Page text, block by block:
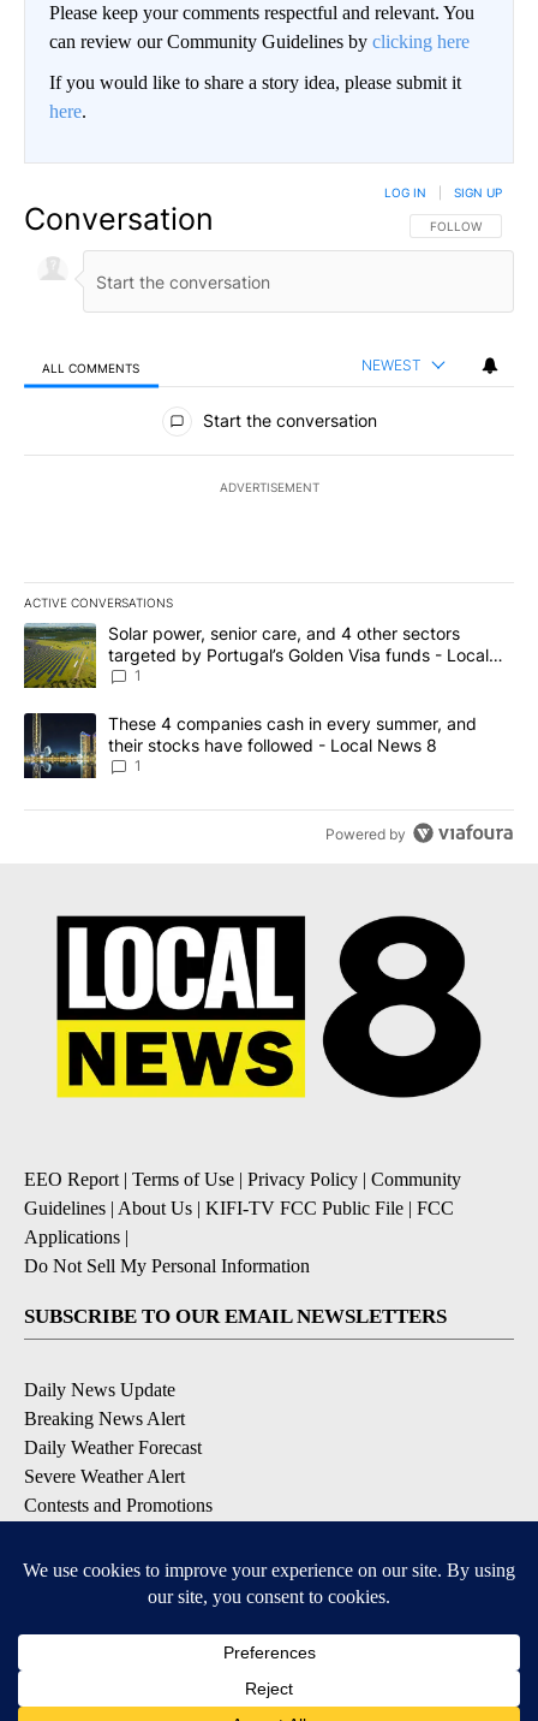
Please keep your comments respectful and relevant. You
can review our Community Guidelines by clicking here
If you would like to share a story idea, please submit it
here.
Conversation FOLLOW THIS
FOLLOW
LOG IN SIGN UP
ALL COMMENTS NEWEST
All Comments
Start the conversation
ADVERTISEMENT
ACTIVE CONVERSATIONS
The following is a list of the most commented articles in the last
A trending article titled "Solar power, senior care, and 4 other
Solar power, senior care, and 4 other sectors
targeted by Portugal’s Golden Visa funds - Local
News 8
1
A trending article titled "These 4 companies cash in every
These 4 companies cash in every summer, and
their stocks have followed - Local News 8
1
Powered by
EEO Report | Terms of Use | Privacy Policy | Community
Guidelines | About Us | KIFI-TV FCC Public File | FCC
Applications |
Do Not Sell My Personal Information
SUBSCRIBE TO OUR EMAIL NEWSLETTERS
Daily News Update
Breaking News Alert
Daily Weather Forecast
Severe Weather Alert
Contests and Promotions